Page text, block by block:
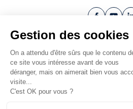
Facebook
CGV
Mentions
© 2026 École de Conduite